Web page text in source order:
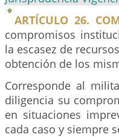
ARTÍCULO 26.
compromisos
la escasez de
obtención de los
Corresponde al
diligencia su
en situaciones
cada caso y siempre